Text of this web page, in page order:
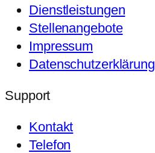
Dienstleistungen
Stellenangebote
Impressum
Datenschutzerklärung
Support
Kontakt
Telefon